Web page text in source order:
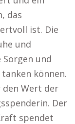
das
ist. Die
und
und
können.
Wert der
Der
spendet